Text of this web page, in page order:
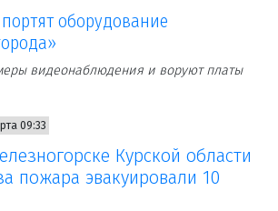
оборудование
видеонаблюдения и воруют платы
09:33
Курской области
пожара эвакуировали 10